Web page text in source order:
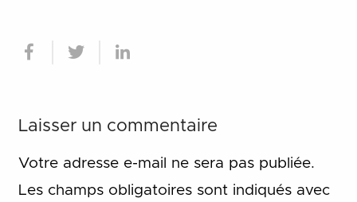
Laisser un commentaire
Votre adresse e-mail ne sera pas publiée.
Les champs obligatoires sont indiqués avec